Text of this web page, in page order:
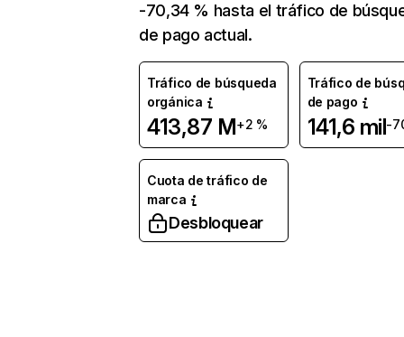
-70,34 % hasta el tráfico de
de pago actual.
Tráfico de búsqueda
orgánica
413,87 M+2 %
Tráfico de
de pago
141,6 mil-
Cuota de tráfico de
marca
Desbloquear